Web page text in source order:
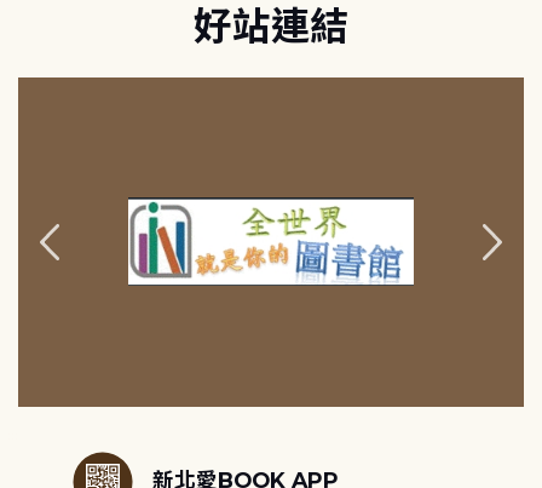
好站連結
新北愛BOOK APP